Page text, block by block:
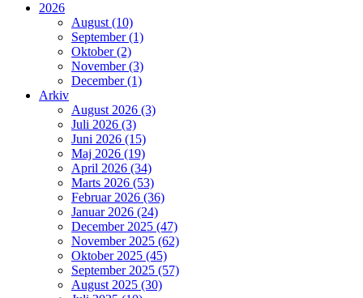
2026
August (10)
September (1)
Oktober (2)
November (3)
December (1)
Arkiv
August 2026 (3)
Juli 2026 (3)
Juni 2026 (15)
Maj 2026 (19)
April 2026 (34)
Marts 2026 (53)
Februar 2026 (36)
Januar 2026 (24)
December 2025 (47)
November 2025 (62)
Oktober 2025 (45)
September 2025 (57)
August 2025 (30)